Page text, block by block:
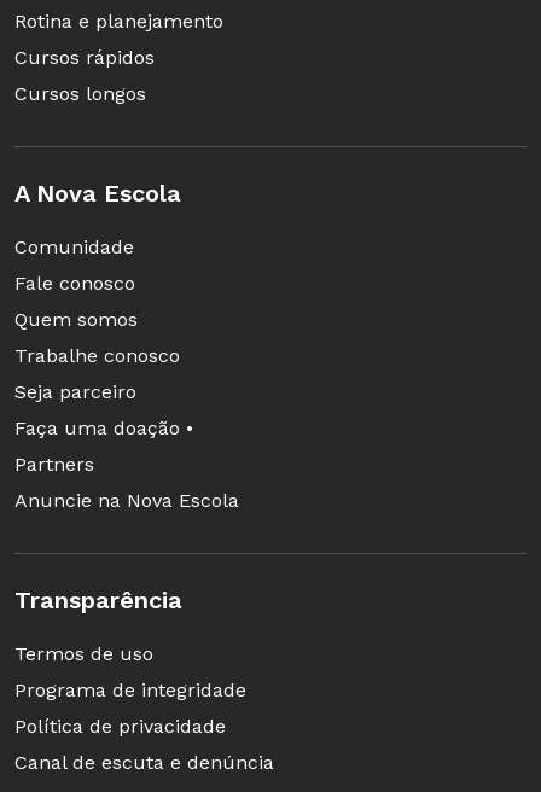
Rotina e planejamento
Cursos rápidos
Cursos longos
A Nova Escola
Comunidade
Fale conosco
Quem somos
Trabalhe conosco
Seja parceiro
Faça uma doação •
Partners
Anuncie na Nova Escola
Transparência
Termos de uso
Programa de integridade
Política de privacidade
Canal de escuta e denúncia